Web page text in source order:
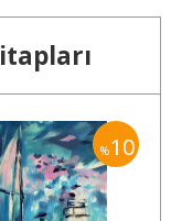
%10